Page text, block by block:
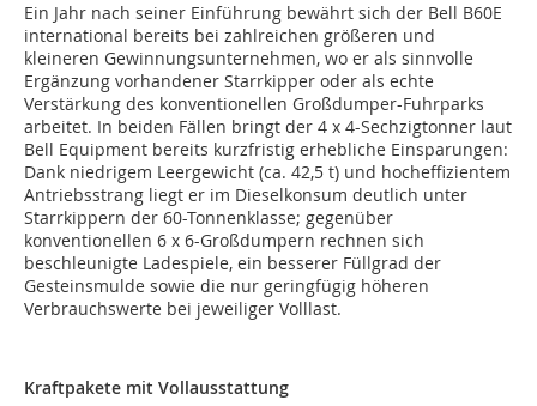
Ein Jahr nach seiner Einführung bewährt sich der Bell B60E
international bereits bei zahlreichen größeren und
kleineren Gewinnungsunternehmen, wo er als sinnvolle
Ergänzung vorhandener Starrkipper oder als echte
Verstärkung des konventionellen Großdumper-Fuhrparks
arbeitet. In beiden Fällen bringt der 4 x 4-Sechzigtonner laut
Bell Equipment bereits kurzfristig erhebliche Einsparungen:
Dank niedrigem Leergewicht (ca. 42,5 t) und hocheffizientem
Antriebsstrang liegt er im Dieselkonsum deutlich unter
Starrkippern der 60-Tonnenklasse; gegenüber
konventionellen 6 x 6-Großdumpern rechnen sich
beschleunigte Ladespiele, ein besserer Füllgrad der
Gesteinsmulde sowie die nur geringfügig höheren
Verbrauchswerte bei jeweiliger Volllast.
Kraftpakete mit Vollausstattung